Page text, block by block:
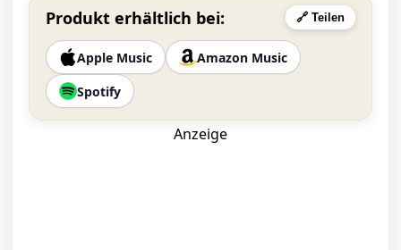
Produkt erhältlich bei: 🔗 Teilen
Apple Music
Amazon Music
Spotify
Anzeige